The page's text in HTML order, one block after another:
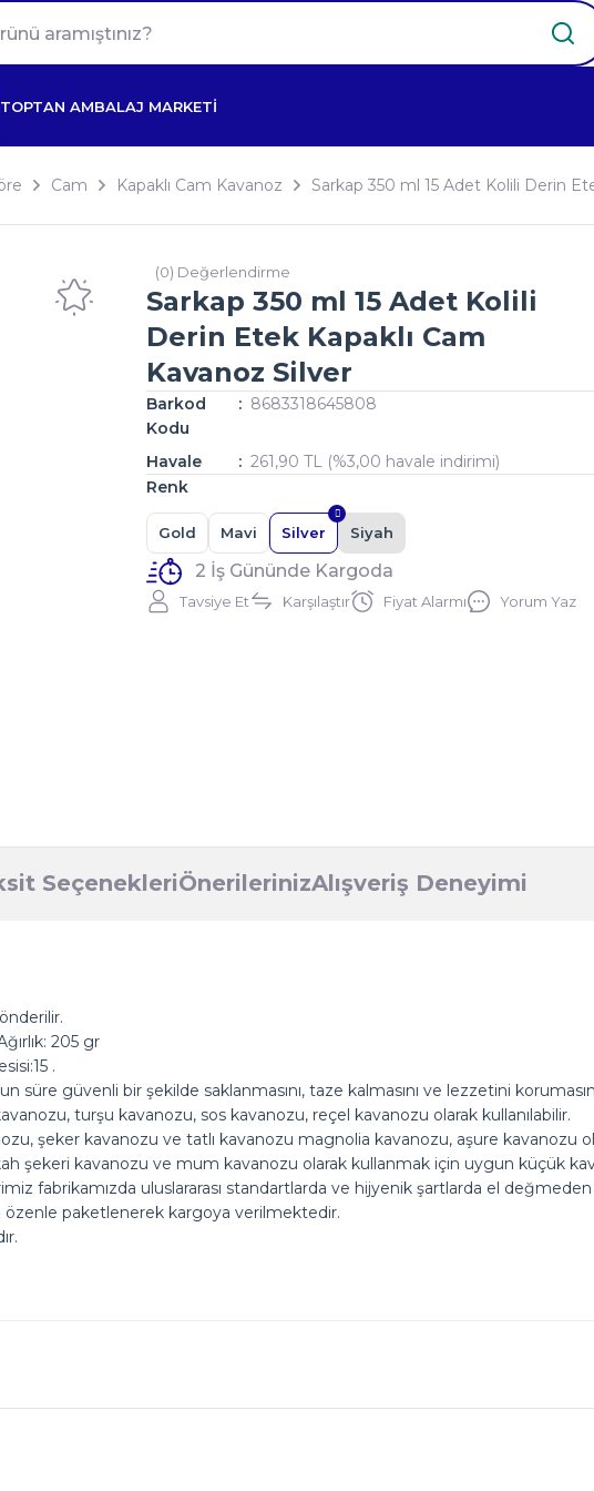
TOPTAN AMBALAJ MARKETİ
Cam Kapaklı Cam Kavanoz Sarkap 350 ml 15 Adet Kolili Derin
(0) Değerlendirme
Sarkap 350 ml 15 Adet Kolili
Derin Etek Kapaklı Cam
Kavanoz Silver
Barkod
Kodu
8683318645808
Havale
261,90 TL (%3,00 havale indirimi)
Renk
Gold Mavi Silver Siyah
2 İş Gününde Kargoda
Tavsiye Et Karşılaştır Fiyat Alarmı Yorum Yaz
SeçenekleriÖnerilerinizAlışveriş Deneyimi
205 gr
.
süre güvenli bir şekilde saklanmasını, taze kalmasını ve lezzetini
turşu kavanozu, sos kavanozu, reçel kavanozu olarak kullanılabilir.
şeker kavanozu ve tatlı kavanozu magnolia kavanozu, aşure kavanozu
şekeri kavanozu ve mum kavanozu olarak kullanmak için uygun küçük
fabrikamızda uluslararası standartlarda ve hijyenik şartlarda el
paketlenerek kargoya verilmektedir.